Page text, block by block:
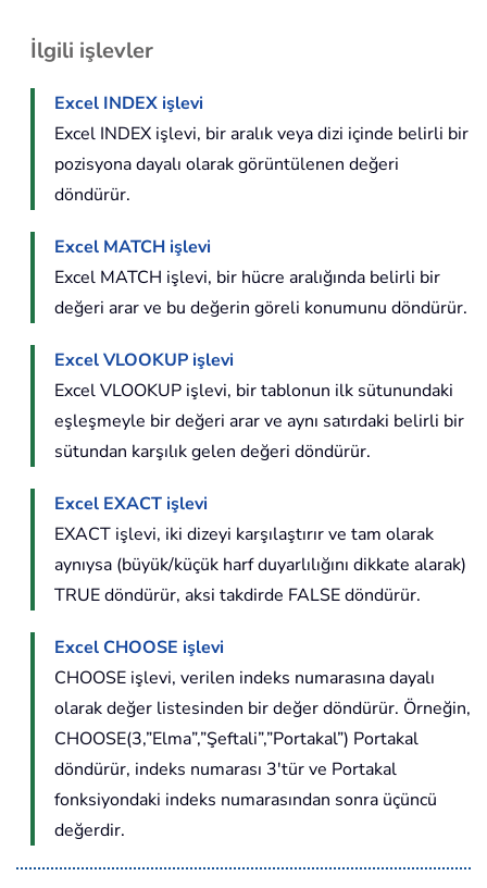
İlgili işlevler
Excel INDEX işlevi
Excel INDEX işlevi, bir aralık veya dizi içinde belirli bir
pozisyona dayalı olarak görüntülenen değeri
döndürür.
Excel MATCH işlevi
Excel MATCH işlevi, bir hücre aralığında belirli bir
değeri arar ve bu değerin göreli konumunu döndürür.
Excel VLOOKUP işlevi
Excel VLOOKUP işlevi, bir tablonun ilk sütunundaki
eşleşmeyle bir değeri arar ve aynı satırdaki belirli bir
sütundan karşılık gelen değeri döndürür.
Excel EXACT işlevi
EXACT işlevi, iki dizeyi karşılaştırır ve tam olarak
aynıysa (büyük/küçük harf duyarlılığını dikkate alarak)
TRUE döndürür, aksi takdirde FALSE döndürür.
Excel CHOOSE işlevi
CHOOSE işlevi, verilen indeks numarasına dayalı
olarak değer listesinden bir değer döndürür. Örneğin,
CHOOSE(3,”Elma”,”Şeftali”,”Portakal”) Portakal
döndürür, indeks numarası 3'tür ve Portakal
fonksiyondaki indeks numarasından sonra üçüncü
değerdir.